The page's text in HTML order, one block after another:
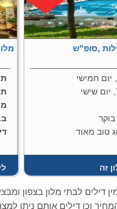
טוב מאוד
זה
מלון
דילים לבתי מלון בצפון
של עד 50% מהמחיר וכן דילים